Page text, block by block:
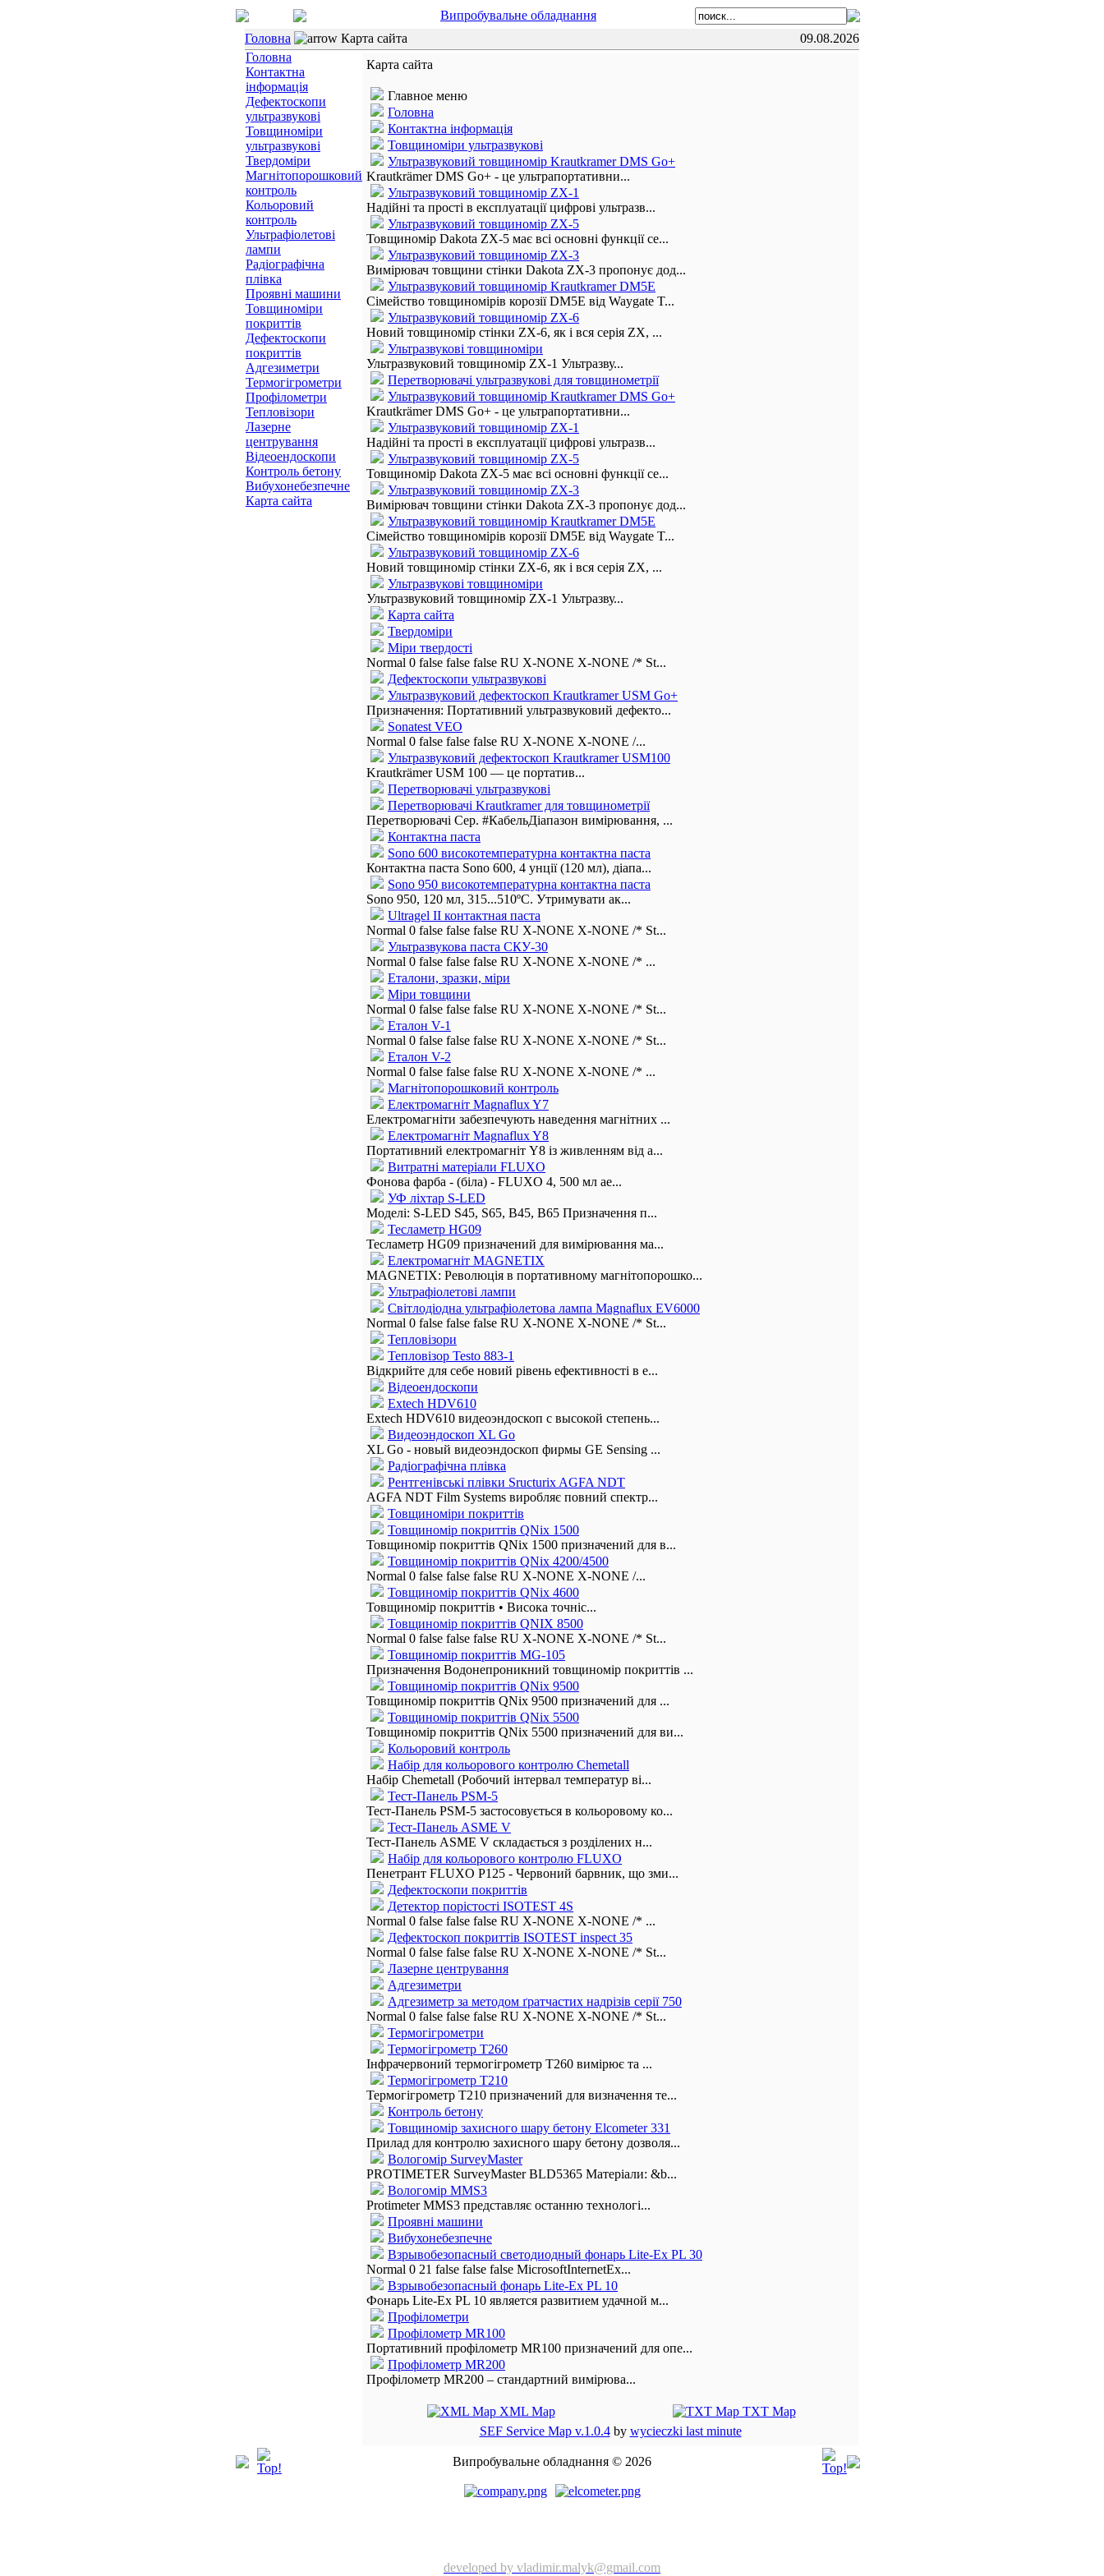
Випробувальне обладнання
Головна
Карта сайта
09.08.2026
Головна
Контактна
інформація
Дефектоскопи
ультразвукові
Товщиноміри
ультразвукові
Твердоміри
Магнітопорошковий
контроль
Кольоровий
контроль
Ультрафіолетові
лампи
Радіографічна
плівка
Проявні машини
Товщиноміри
покриттів
Дефектоскопи
покриттів
Адгезиметри
Термогігрометри
Профілометри
Тепловізори
Лазерне
центрування
Відеоендоскопи
Контроль бетону
Вибухонебезпечне
Карта сайта
Карта сайта
Главное меню
Головна
Контактна інформація
Товщиноміри ультразвукові
Ультразвуковий товщиномір Krautkramer DMS Go+
Krautkrämer DMS Go+ - це ультрапортативни...
Ультразвуковий товщиномір ZX-1
Надійні та прості в експлуатації цифрові ультразв...
Ультразвуковий товщиномір ZX-5
Товщиномір Dakota ZX-5 має всі основні функції се...
Ультразвуковий товщиномір ZX-3
Вимірювач товщини стінки Dakota ZX-3 пропонує дод...
Ультразвуковий товщиномір Krautkramer DM5E
Сімейство товщиномірів корозії DM5E від Waygate T...
Ультразвуковий товщиномір ZX-6
Новий товщиномір стінки ZX-6, як і вся серія ZX, ...
Ультразвукові товщиноміри
Ультразвуковий товщиномір ZX-1 Ультразву...
Перетворювачі ультразвукові для товщинометрії
Ультразвуковий товщиномір Krautkramer DMS Go+
Krautkrämer DMS Go+ - це ультрапортативни...
Ультразвуковий товщиномір ZX-1
Надійні та прості в експлуатації цифрові ультразв...
Ультразвуковий товщиномір ZX-5
Товщиномір Dakota ZX-5 має всі основні функції се...
Ультразвуковий товщиномір ZX-3
Вимірювач товщини стінки Dakota ZX-3 пропонує дод...
Ультразвуковий товщиномір Krautkramer DM5E
Сімейство товщиномірів корозії DM5E від Waygate T...
Ультразвуковий товщиномір ZX-6
Новий товщиномір стінки ZX-6, як і вся серія ZX, ...
Ультразвукові товщиноміри
Ультразвуковий товщиномір ZX-1 Ультразву...
Карта сайта
Твердоміри
Міри твердості
Normal 0 false false false RU X-NONE X-NONE /* St...
Дефектоскопи ультразвукові
Ультразвуковий дефектоскоп Krautkramer USM Go+
Призначення: Портативний ультразвуковий дефекто...
Sonatest VEО
Normal 0 false false false RU X-NONE X-NONE /...
Ультразвуковий дефектоскоп Krautkramer USM100
Krautkrämer USM 100 — це портатив...
Перетворювачі ультразвукові
Перетворювачі Krautkramer для товщинометрії
Перетворювачі Сер. #КабельДіапазон вимірювання, ...
Контактна паста
Sono 600 високотемпературна контактна паста
Контактна паста Sono 600, 4 унції (120 мл), діапа...
Sono 950 високотемпературна контактна паста
Sono 950, 120 мл, 315...510ºC. Утримувати ак...
Ultragel II контактная паста
Normal 0 false false false RU X-NONE X-NONE /* St...
Ультразвукова паста СКУ-30
Normal 0 false false false RU X-NONE X-NONE /* ...
Еталони, зразки, міри
Міри товщини
Normal 0 false false false RU X-NONE X-NONE /* St...
Еталон V-1
Normal 0 false false false RU X-NONE X-NONE /* St...
Еталон V-2
Normal 0 false false false RU X-NONE X-NONE /* ...
Магнітопорошковий контроль
Електромагніт Magnaflux Y7
Електромагніти забезпечують наведення магнітних ...
Електромагніт Magnaflux Y8
Портативний електромагніт Y8 із живленням від а...
Витратні матеріали FLUXO
Фонова фарба - (біла) - FLUXO 4, 500 мл ае...
УФ ліхтар S-LED
Моделі: S-LED S45, S65, B45, B65 Призначення п...
Тесламетр HG09
Тесламетр HG09 призначений для вимірювання ма...
Електромагніт MAGNETIX
MAGNETIX: Революція в портативному магнітопорошко...
Ультрафіолетові лампи
Світлодіодна ультрафіолетова лампа Magnaflux EV6000
Normal 0 false false false RU X-NONE X-NONE /* St...
Тепловізори
Тепловізор Testo 883-1
Відкрийте для себе новий рівень ефективності в е...
Відеоендоскопи
Extech HDV610
Extech HDV610 видеоэндоскоп с высокой степень...
Видеоэндоскоп XL Go
XL Go - новый видеоэндоскоп фирмы GE Sensing ...
Радіографічна плівка
Рентгенівські плівки Sructurix AGFA NDT
AGFA NDT Film Systems виробляє повний спектр...
Товщиноміри покриттів
Товщиномір покриттів QNix 1500
Товщиномір покриттів QNix 1500 призначений для в...
Товщиномір покриттів QNix 4200/4500
Normal 0 false false false RU X-NONE X-NONE /...
Товщиномір покриттів QNix 4600
Товщиномір покриттів • Висока точніс...
Товщиномір покриттів QNIX 8500
Normal 0 false false false RU X-NONE X-NONE /* St...
Товщиномір покриттів MG-105
Призначення Водонепроникний товщиномір покриттів ...
Товщиномір покриттів QNix 9500
Товщиномір покриттів QNix 9500 призначений для ...
Товщиномір покриттів QNix 5500
Товщиномір покриттів QNix 5500 призначений для ви...
Кольоровий контроль
Набір для кольорового контролю Chemetall
Набір Chemetall (Робочий інтервал температур ві...
Тест-Панель PSM-5
Тест-Панель PSM-5 застосовується в кольоровому ко...
Тест-Панель ASME V
Тест-Панель ASME V складається з розділених н...
Набір для кольорового контролю FLUXO
Пенетрант FLUXO P125 - Червоний барвник, що зми...
Дефектоскопи покриттів
Детектор порістості ISOTEST 4S
Normal 0 false false false RU X-NONE X-NONE /* ...
Дефектоскоп покриттів ISOTEST inspect 35
Normal 0 false false false RU X-NONE X-NONE /* St...
Лазерне центрування
Адгезиметри
Адгезиметр за методом ґратчастих надрізів серії 750
Normal 0 false false false RU X-NONE X-NONE /* St...
Термогігрометри
Термогігрометр T260
Інфрачервоний термогігрометр T260 вимірює та ...
Термогігрометр Т210
Термогігрометр T210 призначений для визначення те...
Контроль бетону
Товщиномір захисного шару бетону Elcometer 331
Прилад для контролю захисного шару бетону дозволя...
Вологомір SurveyMaster
PROTIMETER SurveyMaster BLD5365 Матеріали: &b...
Вологомір MMS3
Protimeter MMS3 представляє останню технологі...
Проявні машини
Вибухонебезпечне
Взрывобезопасный светодиодный фонарь Lite-Ex PL 30
Normal 0 21 false false false MicrosoftInternetEx...
Взрывобезопасный фонарь Lite-Ex PL 10
Фонарь Lite-Ex PL 10 является развитием удачной м...
Профілометри
Профілометр MR100
Портативний профілометр MR100 призначений для опе...
Профілометр MR200
Профілометр MR200 – стандартний вимірюва...
XML Map
TXT Map
SEF Service Map v.1.0.4by wycieczki last minute
Випробувальне обладнання © 2026
developed by vladimir.malyk@gmail.com